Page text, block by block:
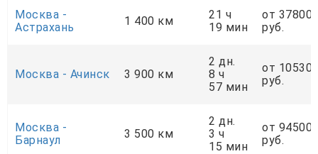
Москва -
Астрахань
1 400 км
21 ч
19 мин
от 37800
руб.
Москва - Ачинск 3 900 км
2 дн.
8 ч
57 мин
от
руб.
Москва -
Барнаул
3 500 км
2 дн.
3 ч
15 мин
от 94500
руб.